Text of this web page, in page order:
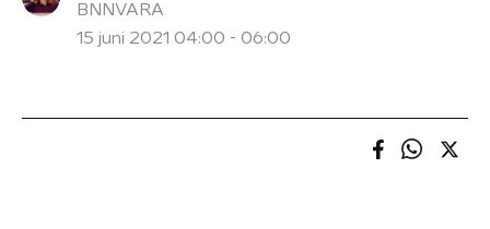
BNNVARA
15 juni 2021 04:00 - 06:00